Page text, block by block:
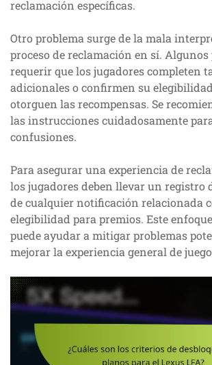
reclamación específicas.
Otro problema surge de la mala
proceso de reclamación en sí.
requerir que los jugadores completen
adicionales o confirmen su
otorguen las recompensas. Se
las instrucciones cuidadosamente
confusiones.
Para asegurar una experiencia de
los jugadores deben llevar un registro
de cualquier notificación relacionada
elegibilidad para premios. Este
puede ayudar a mitigar problemas
mejorar la experiencia general de